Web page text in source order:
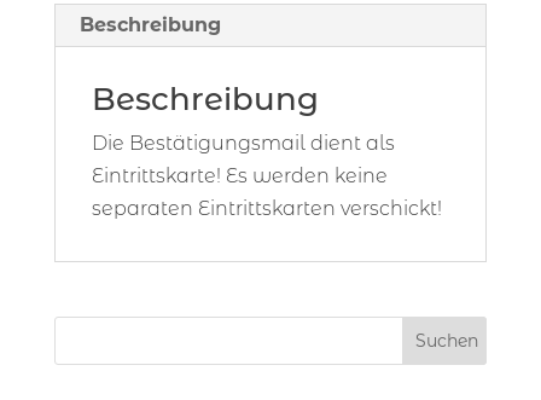
Beschreibung
Beschreibung
Die Bestätigungsmail dient als
Eintrittskarte! Es werden keine
separaten Eintrittskarten verschickt!